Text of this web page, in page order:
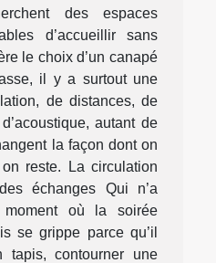
des espaces
d’accueillir sans
le choix d’un canapé
il y a surtout une
de distances, de
autant de
la façon dont on
reste. La circulation
échanges Qui n’a
où la soirée
se grippe parce qu’il
tapis, contourner une